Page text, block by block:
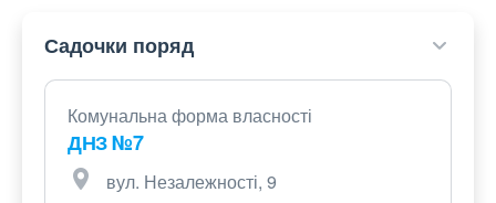
Садочки поряд
Комунальна форма власності
ДНЗ №7
вул. Незалежності, 9